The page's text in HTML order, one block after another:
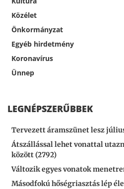
Közélet
Önkormányzat
Egyéb hirdetmény
Koronavírus
Ünnep
LEGNÉPSZERŰBBEK
Tervezett áramszünet lesz július
Átszállással lehet vonattal
között (2792)
Változik egyes vonatok
Másodfokú hőségriasztás lép